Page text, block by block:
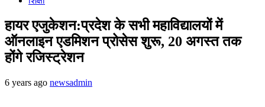
हायर एजुकेशन:प्रदेश के सभी महाविद्यालयों में
ऑनलाइन एडमिशन प्रोसेस शुरू, 20 अगस्त तक
होंगे रजिस्ट्रेशन
6 years ago newsadmin